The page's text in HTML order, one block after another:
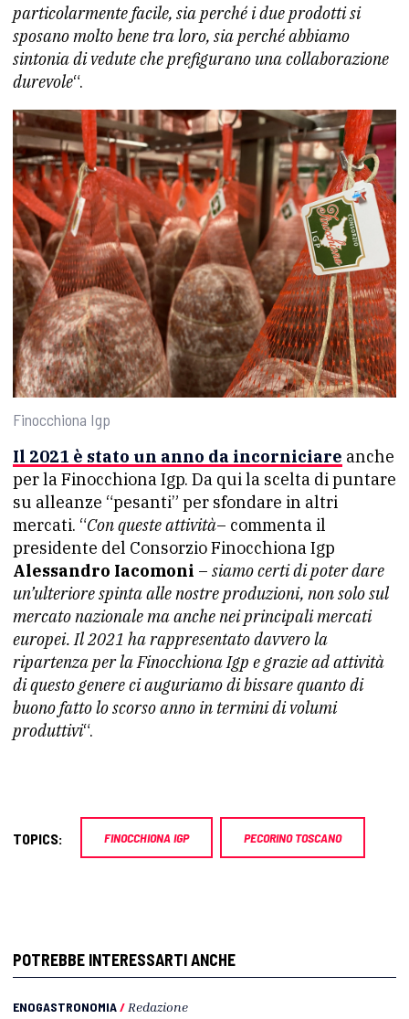
particolarmente facile, sia perché i due prodotti si
sposano molto bene tra loro, sia perché abbiamo
sintonia di vedute che prefigurano una collaborazione
durevole“.
Finocchiona Igp
Il 2021 è stato un anno da incorniciare anche
per la Finocchiona Igp. Da qui la scelta di puntare
su alleanze “pesanti” per sfondare in altri
mercati. “Con queste attività– commenta il
presidente del Consorzio Finocchiona Igp
Alessandro Iacomoni – siamo certi di poter dare
un’ulteriore spinta alle nostre produzioni, non solo sul
mercato nazionale ma anche nei principali mercati
europei. Il 2021 ha rappresentato davvero la
ripartenza per la Finocchiona Igp e grazie ad attività
di questo genere ci auguriamo di bissare quanto di
buono fatto lo scorso anno in termini di volumi
produttivi“.
TOPICS: FINOCCHIONA IGP PECORINO TOSCANO
POTREBBE INTERESSARTI ANCHE
ENOGASTRONOMIA/ Redazione